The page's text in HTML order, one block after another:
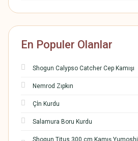
En Populer Olanlar
Shogun Calypso Catcher Cep Kamışı
Nemrod Zıpkın
Çİn Kurdu
Salamura Boru Kurdu
Shogun Titus 300 cm Kamış Yumoshi